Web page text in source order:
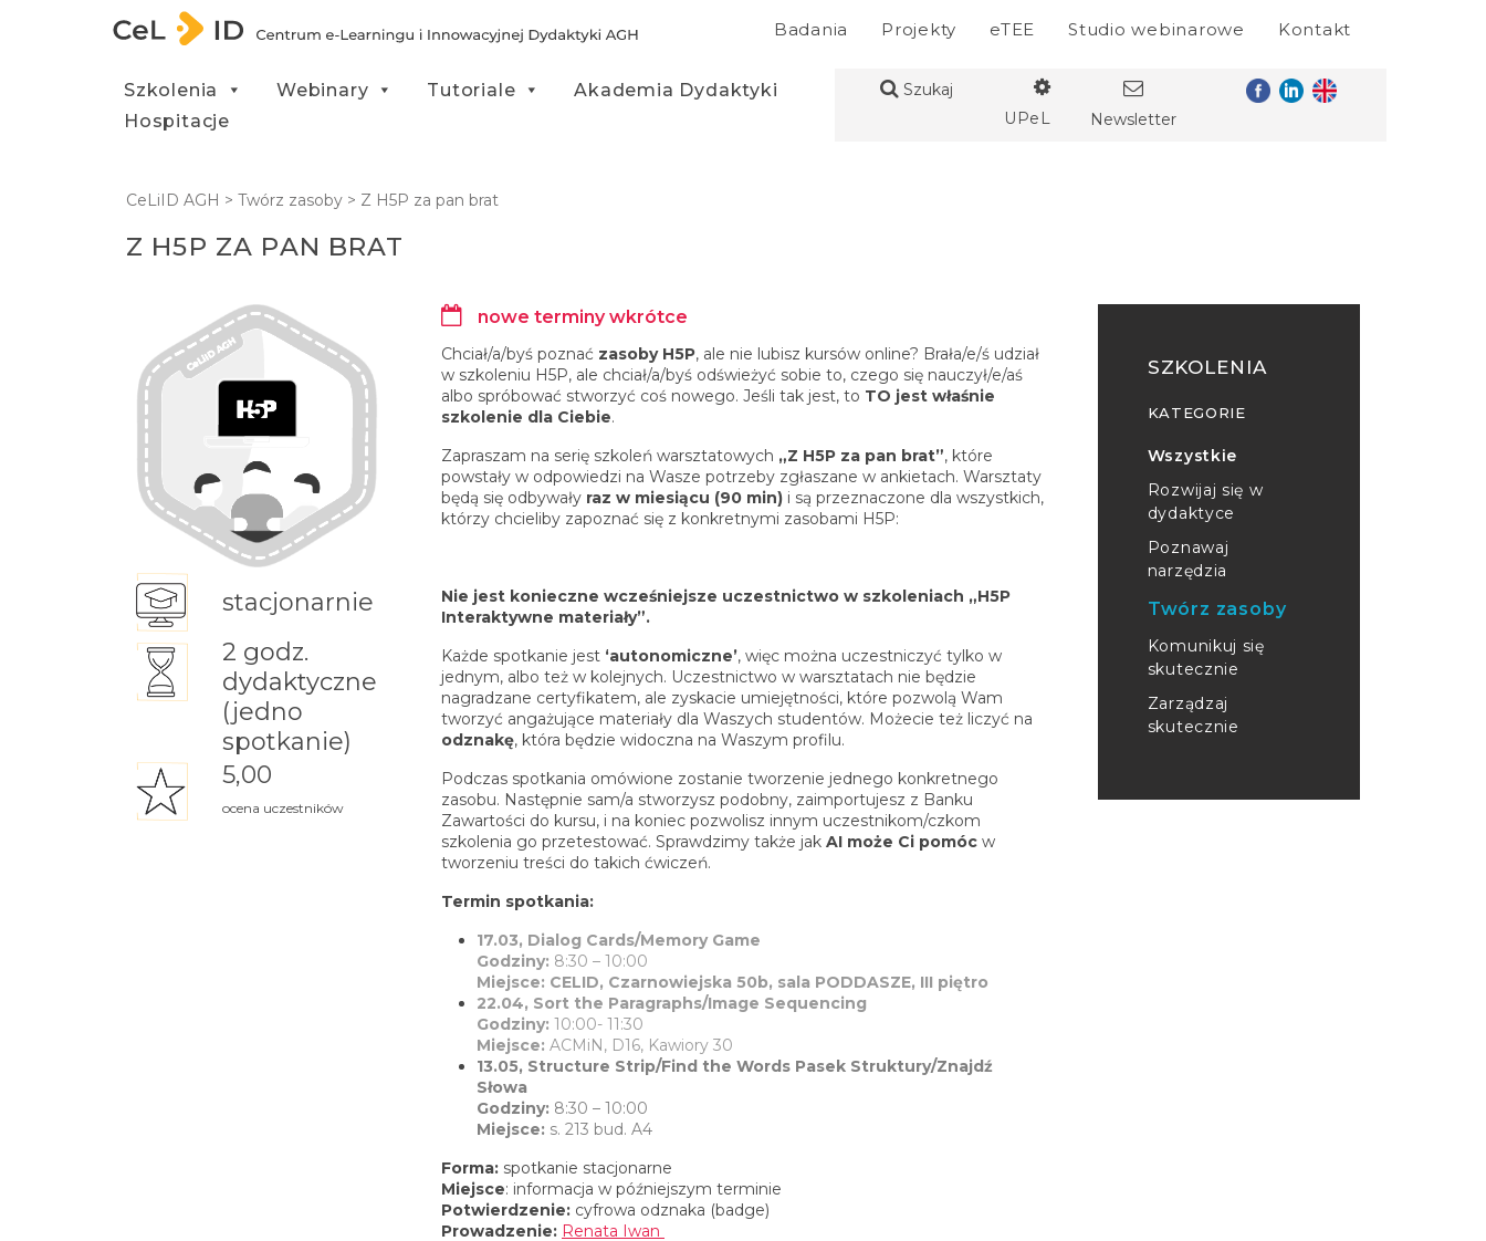
Badania Projekty eTEE Studio webinarowe Kontakt
Szkolenia Webinary Tutoriale
Akademia Dydaktyki
Hospitacje
Szukaj
UPeL
Newsletter
CeLiID AGH > Twórz zasoby > Z H5P za pan brat
Z H5P ZA PAN BRAT
stacjonarnie
2 godz.
dydaktyczne
(jedno
spotkanie)
5,00
ocena uczestników
nowe terminy wkrótce
Chciał/a/byś poznać zasoby H5P, ale nie lubisz kursów online? Brała/e/ś udział
w szkoleniu H5P, ale chciał/a/byś odświeżyć sobie to, czego się nauczył/e/aś
albo spróbować stworzyć coś nowego. Jeśli tak jest, to TO jest właśnie
szkolenie dla Ciebie.
Zapraszam na serię szkoleń warsztatowych „Z H5P za pan brat”, które
powstały w odpowiedzi na Wasze potrzeby zgłaszane w ankietach. Warsztaty
będą się odbywały raz w miesiącu (90 min) i są przeznaczone dla wszystkich,
którzy chcieliby zapoznać się z konkretnymi zasobami H5P:
Nie jest konieczne wcześniejsze uczestnictwo w szkoleniach „H5P
Interaktywne materiały”.
Każde spotkanie jest ‘autonomiczne’, więc można uczestniczyć tylko w
jednym, albo też w kolejnych. Uczestnictwo w warsztatach nie będzie
nagradzane certyfikatem, ale zyskacie umiejętności, które pozwolą Wam
tworzyć angażujące materiały dla Waszych studentów. Możecie też liczyć na
odznakę, która będzie widoczna na Waszym profilu.
Podczas spotkania omówione zostanie tworzenie jednego konkretnego
zasobu. Następnie sam/a stworzysz podobny, zaimportujesz z Banku
Zawartości do kursu, i na koniec pozwolisz innym uczestnikom/czkom
szkolenia go przetestować. Sprawdzimy także jak AI może Ci pomóc w
tworzeniu treści do takich ćwiczeń.
Termin spotkania:
17.03, Dialog Cards/Memory Game
Godziny: 8:30 – 10:00
Miejsce: CELID, Czarnowiejska 50b, sala PODDASZE, III piętro
22.04, Sort the Paragraphs/Image Sequencing
Godziny: 10:00- 11:30
Miejsce: ACMiN, D16, Kawiory 30
13.05, Structure Strip/Find the Words Pasek Struktury/Znajdź
Słowa
Godziny: 8:30 – 10:00
Miejsce: s. 213 bud. A4
Forma: spotkanie stacjonarne
Miejsce: informacja w późniejszym terminie
Potwierdzenie: cyfrowa odznaka (badge)
Prowadzenie: Renata Iwan
SZKOLENIA
KATEGORIE
Wszystkie
Rozwijaj się w
dydaktyce
Poznawaj
narzędzia
Twórz zasoby
Komunikuj się
skutecznie
Zarządzaj
skutecznie